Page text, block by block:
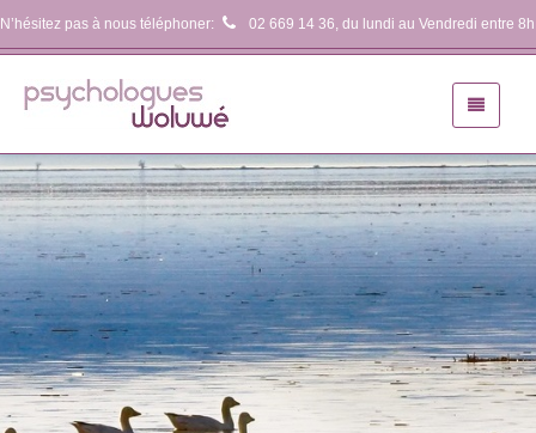
N’hésitez pas à nous téléphoner: 02 669 14 36, du lundi au Vendredi entre